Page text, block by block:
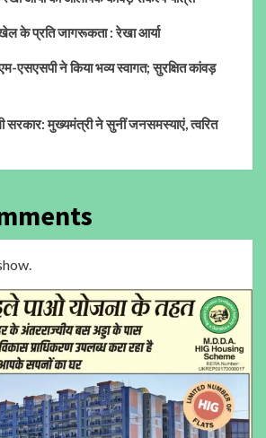
के प्रति जागरूकता : रेखा आर्या
एसएसपी ने किया भव्य स्वागत; सुरक्षित कांवड़
सरकार: मुख्यमंत्री ने सुनीं जनसमस्याएं, त्वरित